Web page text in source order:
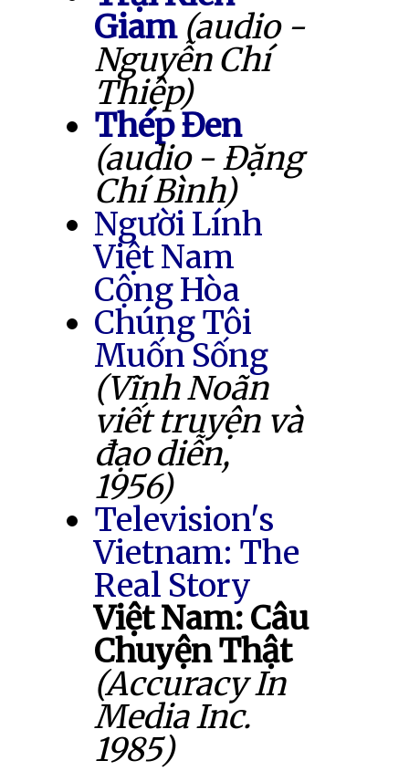
Giam (audio -
Nguyễn Chí
Thiệp)
Thép Đen
(audio - Đặng
Chí Bình)
Người Lính
Việt Nam
Cộng Hòa
Chúng Tôi
Muốn Sống
(Vĩnh Noãn
viết truyện và
đạo diễn,
1956)
Television's
Vietnam: The
Real Story
Việt Nam: Câu
Chuyện Thật
(Accuracy In
Media Inc.
1985)